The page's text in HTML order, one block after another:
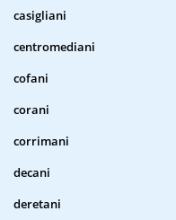
casigliani
centromediani
cofani
corani
corrimani
decani
deretani